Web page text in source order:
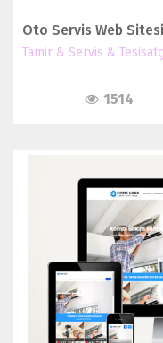
Oto Servis Web
Tamir & Servis &
1514